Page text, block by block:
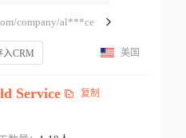
company/al***ce
入CRM 美国
Service 复制